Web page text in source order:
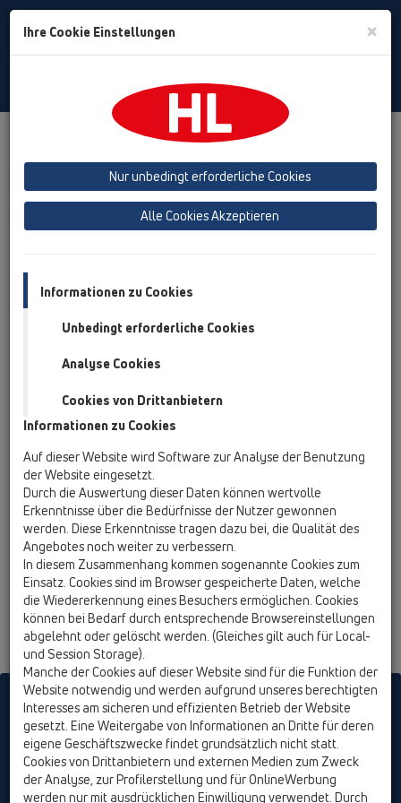
Toggle
Technische Unterstützung
HL Dachablauf Kalkulation
Kalkulationsprogramm zur
Ablauf wählen:
zu entwässenrnde Fläche:
Regenspende:
HL sorgt für den guten Ablauf
Drucken Impressum Kontakt &
Newsletter
Presse Produktsuche Sitemap
Cookie
Ihre Cookie Einstellungen ×
Nur unbedingt erforderliche Cookies
Alle Cookies Akzeptieren
Informationen zu Cookies
Unbedingt erforderliche Cookies
Analyse Cookies
Cookies von Drittanbietern
Informationen zu Cookies
Auf dieser Website wird Software zur Analyse der Benutzung
der Website eingesetzt.
Durch die Auswertung dieser Daten können wertvolle
Erkenntnisse über die Bedürfnisse der Nutzer gewonnen
werden. Diese Erkenntnisse tragen dazu bei, die Qualität des
Angebotes noch weiter zu verbessern.
In diesem Zusammenhang kommen sogenannte Cookies zum
Einsatz. Cookies sind im Browser gespeicherte Daten, welche
die Wiedererkennung eines Besuchers ermöglichen. Cookies
können bei Bedarf durch entsprechende Browsereinstellungen
abgelehnt oder gelöscht werden. (Gleiches gilt auch für Local-
und Session Storage).
Manche der Cookies auf dieser Website sind für die Funktion der
Website notwendig und werden aufgrund unseres berechtigten
Interesses am sicheren und effizienten Betrieb der Website
gesetzt. Eine Weitergabe von Informationen an Dritte für deren
eigene Geschäftszwecke findet grundsätzlich nicht statt.
Cookies von Drittanbietern und externen Medien zum Zweck
der Analyse, zur Profilerstellung und für OnlineWerbung
werden nur mit ausdrücklichen Einwilligung verwendet. Durch